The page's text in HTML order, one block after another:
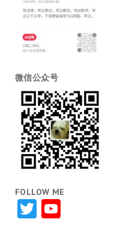
微信公众号
FOLLOW ME
TwitterYouTube